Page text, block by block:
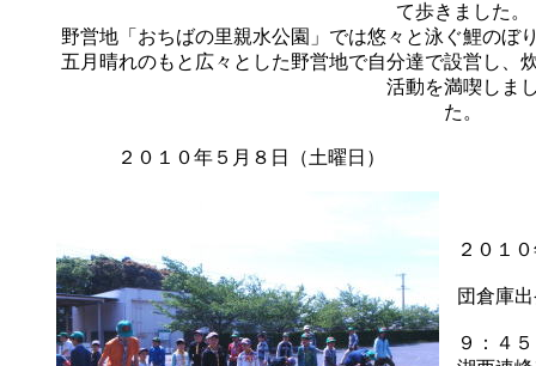
て歩きました。
野営地「おちばの里親水公園」では悠々と泳ぐ鯉のぼ
五月晴れのもと広々とした野営地で自分達で設営し
活動を満喫しま
た。
２０１０年５月８日（土曜日）
２０１
団倉庫
９：４５